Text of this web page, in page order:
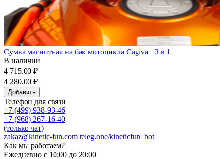
Сумка магнитная на бак мотоцикла Cagiva - 3 в 1
В наличии
4 715.00 ₽
4 280.00 ₽
Добавить
Телефон для связи
+7 (499) 938-93-46
+7 (968) 267-16-40
(только чат)
zakaz@kinetic-fun.com teleg.one/kineticfun_bot
Как мы работаем?
Ежедневно с 10:00 до 20:00